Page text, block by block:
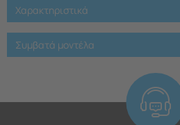
Χαρακτηριστικά
Συμβατά μοντέλα